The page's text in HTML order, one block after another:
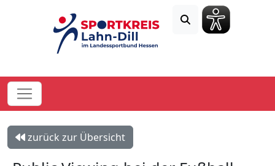
zurück zur Übersicht